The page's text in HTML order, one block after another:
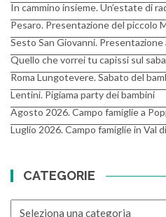
In cammino insieme. Un’estate di
Pesaro. Presentazione del piccolo
Sesto San Giovanni. Presentazione
Quello che vorrei tu capissi sul
Roma Lungotevere. Sabato del
Lentini. Pigiama party dei bambini
Agosto 2026. Campo famiglie a
Luglio 2026. Campo famiglie in Val
CATEGORIE